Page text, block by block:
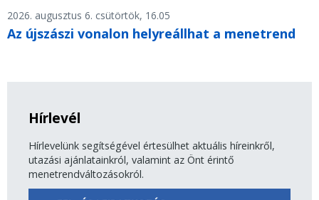
2026. augusztus 6. csütörtök, 16.05
Az újszászi vonalon helyreállhat a menetrend
Hírlevél
Hírlevelünk segítségével értesülhet aktuális híreinkről,
utazási ajánlatainkról, valamint az Önt érintő
menetrendváltozásokról.